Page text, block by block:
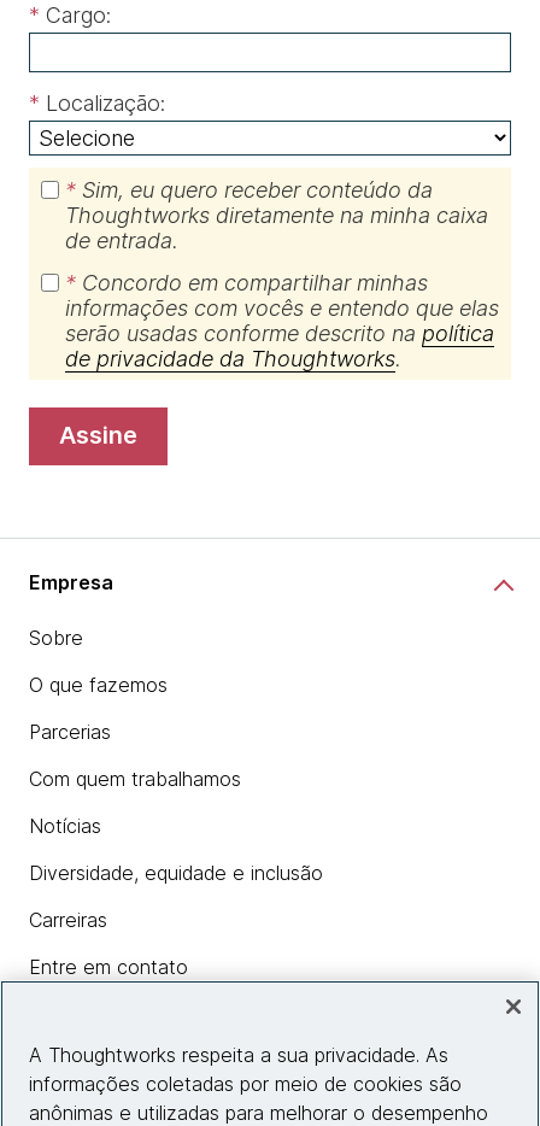
* Cargo:
* Localização:
* Sim, eu quero receber conteúdo da
Thoughtworks diretamente na minha caixa
de entrada.
* Concordo em compartilhar minhas
informações com vocês e entendo que elas
serão usadas conforme descrito na política
de privacidade da Thoughtworks.
assine
Empresa
Sobre
O que fazemos
Parcerias
Com quem trabalhamos
Notícias
Diversidade, equidade e inclusão
Carreiras
Entre em contato
Insights
A Thoughtworks respeita a sua privacidade. As
informações coletadas por meio de cookies são
anônimas e utilizadas para melhorar o desempenho